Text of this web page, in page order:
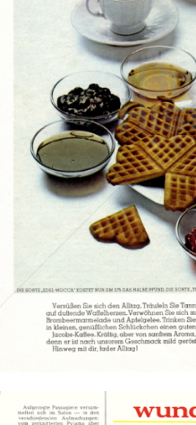
JACOBS KAFFEE